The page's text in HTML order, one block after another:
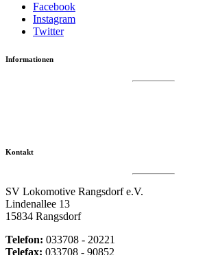
Facebook
Instagram
Twitter
Informationen
Kontakt
SV Lokomotive Rangsdorf e.V.
Lindenallee 13
15834 Rangsdorf
Telefon: 033708 - 20221
Telefax: 033708 - 90852